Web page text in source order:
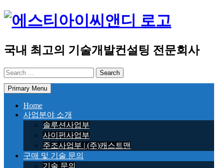
Skip
국내 최고의 기술개발컨설팅 전문회사
Search
for:
Primary Menu
Home
사업분야 소개
솔루션사업부
사이펀사업부
주조사업부 | (주)캐스트맨
구매 및 기술 문의
기술 문의